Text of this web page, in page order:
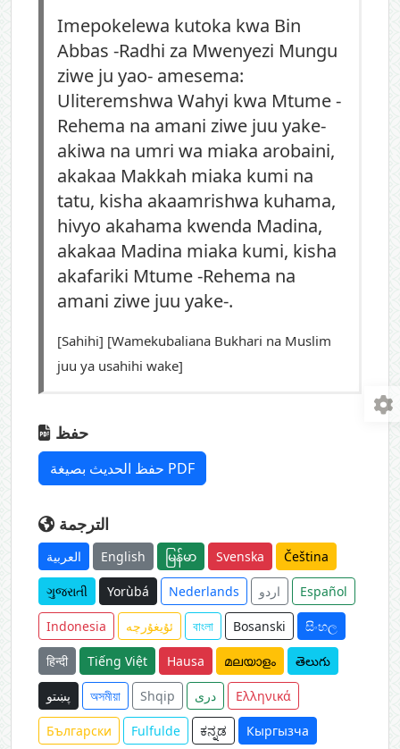
Imepokelewa kutoka kwa Bin
Abbas -Radhi za Mwenyezi Mungu
ziwe ju yao- amesema:
Uliteremshwa Wahyi kwa Mtume -
Rehema na amani ziwe juu yake-
akiwa na umri wa miaka arobaini,
akakaa Makkah miaka kumi na
tatu, kisha akaamrishwa kuhama,
hivyo akahama kwenda Madina,
akakaa Madina miaka kumi, kisha
akafariki Mtume -Rehema na
amani ziwe juu yake-.
[Sahihi] [Wamekubaliana Bukhari na Muslim
juu ya usahihi wake]
حفظ
حفظ الحديث بصيغة PDF
الترجمة
العربية English မြန်မာ Svenska Čeština
ગુજરાતી Yorùbá Nederlands اردو Español
Indonesia ئۇيغۇرچە বাংলা Bosanski සිංහල
हिन्दी Tiếng Việt Hausa മലയാളം తెలుగు
پښتو অসমীয়া Shqip دری Ελληνικά
Български Fulfulde ಕನ್ನಡ Кыргызча